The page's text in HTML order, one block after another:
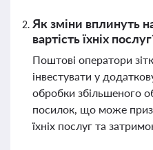
Як зміни вплинуть
вартість їхніх
Поштові оператори
інвестувати у
обробки збільшеного
посилок, що може
їхніх послуг та